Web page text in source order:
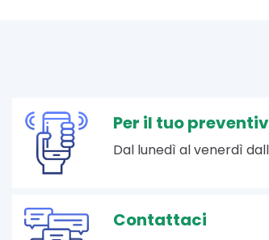
Per il tuo
Dal lunedì al venerdì
Contattaci